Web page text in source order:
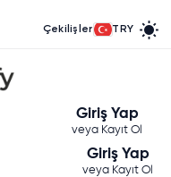
Çekilişler TRY
Giriş Yap
veya Kayıt Ol
Giriş Yap
veya Kayıt Ol